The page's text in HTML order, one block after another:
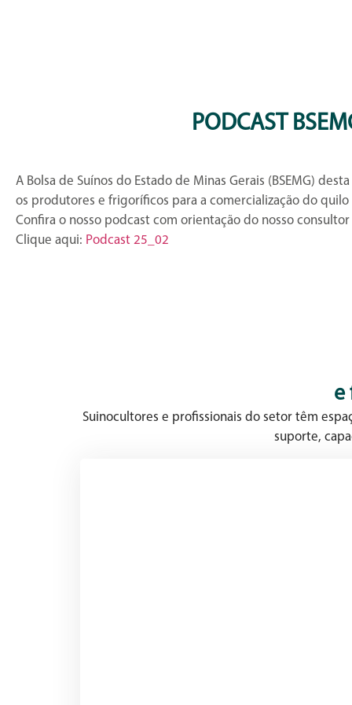
PODCAST
A Bolsa de Suínos do Estado de Minas Gerais (BSEMG)
os produtores e frigoríficos para a comercialização do
Confira o nosso podcast com orientação do nosso
Clique aqui: Podcast 25_02
e
Suinocultores e profissionais do setor têm
suporte,